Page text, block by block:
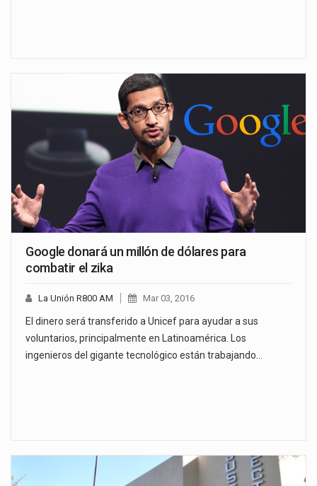
Google donará un millón de dólares para
combatir el zika
La Unión R800 AM Mar 03, 2016
El dinero será transferido a Unicef para ayudar a sus
voluntarios, principalmente en Latinoamérica. Los
ingenieros del gigante tecnológico están trabajando…